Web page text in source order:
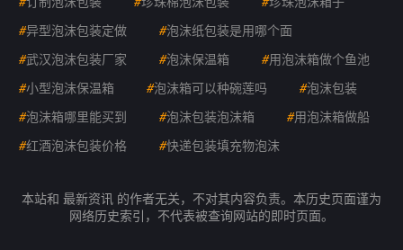
#异型泡沫包装定做 #泡沫纸包装是用哪个面
#武汉泡沫包装厂家 #泡沫保温箱 #用泡沫箱做个鱼池
#小型泡沫保温箱 #泡沫箱可以种碗莲吗 #泡沫包装
#泡沫箱哪里能买到 #泡沫包装泡沫箱 #用泡沫箱做船
#红酒泡沫包装价格 #快递包装填充物泡沫
本站和 最新资讯 的作者无关，不对其内容负责。本历史页面谨为
网络历史索引，不代表被查询网站的即时页面。